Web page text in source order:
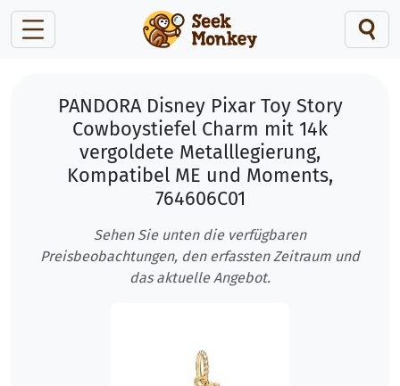
PANDORA Disney Pixar Toy Story
Cowboystiefel Charm mit 14k
vergoldete Metalllegierung,
Kompatibel ME und Moments,
764606C01
Sehen Sie unten die verfügbaren
Preisbeobachtungen, den erfassten Zeitraum und
das aktuelle Angebot.